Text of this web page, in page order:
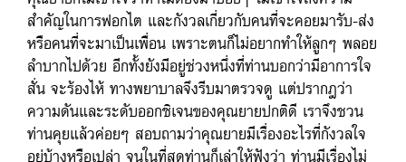
สำคัญในการฟอกไต และกังวลเกี่ยวกับคนที่จะคอยมารับ-ส่ง
หรือคนที่จะมาเป็นเพื่อน เพราะตนก็ไม่อยากทำให้ลูกๆ พลอย
ลำบากไปด้วย อีกทั้งยังมีอยู่ช่วงหนึ่งที่ท่านบอกว่ามีอาการใจ
สั่น จะร้องไห้ ทางพยาบาลจึงรีบมาตรวจดู แต่ปรากฎว่า
ความดันและระดับออกซิเจนของคุณยายปกติดี เราจึงชวน
ท่านคุยแล้วค่อยๆ สอบถามว่าคุณยายมีเรื่องอะไรที่กังวลใจ
อยู่บ้างหรือเปล่า จนในที่สุดท่านก็เล่าให้ฟังว่า ท่านมีเรื่องไม่